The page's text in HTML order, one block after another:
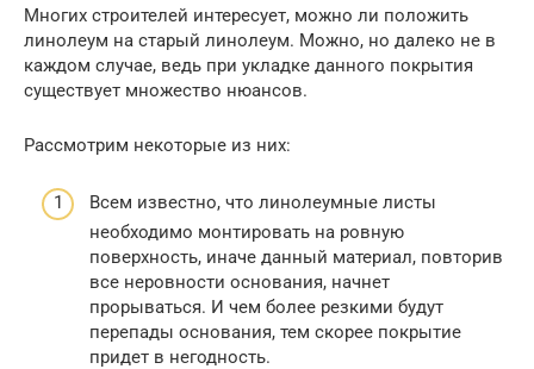
Многих строителей интересует, можно ли положить
линолеум на старый линолеум. Можно, но далеко не в
каждом случае, ведь при укладке данного покрытия
существует множество нюансов.
Рассмотрим некоторые из них:
Всем известно, что линолеумные листы
необходимо монтировать на ровную
поверхность, иначе данный материал, повторив
все неровности основания, начнет
прорываться. И чем более резкими будут
перепады основания, тем скорее покрытие
придет в негодность.